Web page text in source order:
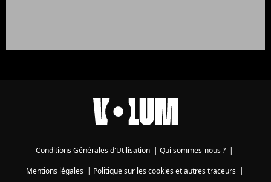
Conditions Générales d'Utilisation | Qui sommes-nous ? |
Mentions légales| Politique sur les cookies et autres traceurs|